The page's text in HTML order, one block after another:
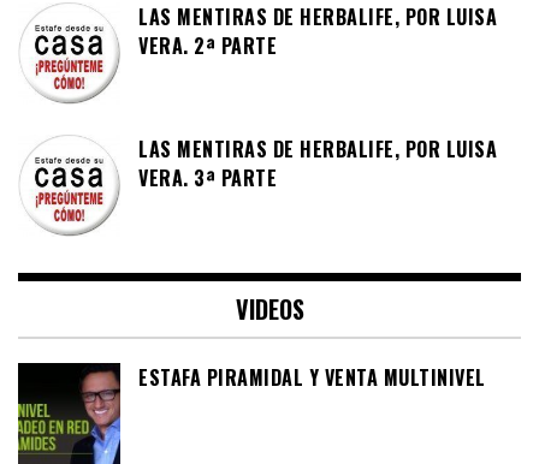
LAS MENTIRAS DE HERBALIFE, POR LUISA
VERA. 2ª PARTE
LAS MENTIRAS DE HERBALIFE, POR LUISA
VERA. 3ª PARTE
VIDEOS
ESTAFA PIRAMIDAL Y VENTA MULTINIVEL